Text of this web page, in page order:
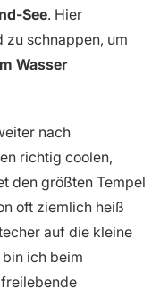
See. Hier
zu schnappen, um
Wasser
nach
richtig coolen,
den größten Tempel
oft ziemlich heiß
auf die kleine
bin ich beim